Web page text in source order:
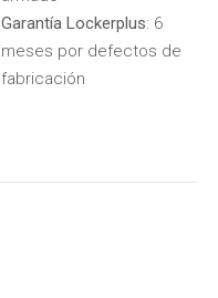
Garantía Lockerplus: 6
meses por defectos de
fabricación